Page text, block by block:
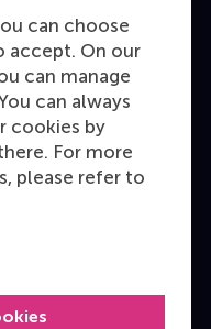
can choose
accept. On our
can manage
can always
cookies by
For more
please refer to